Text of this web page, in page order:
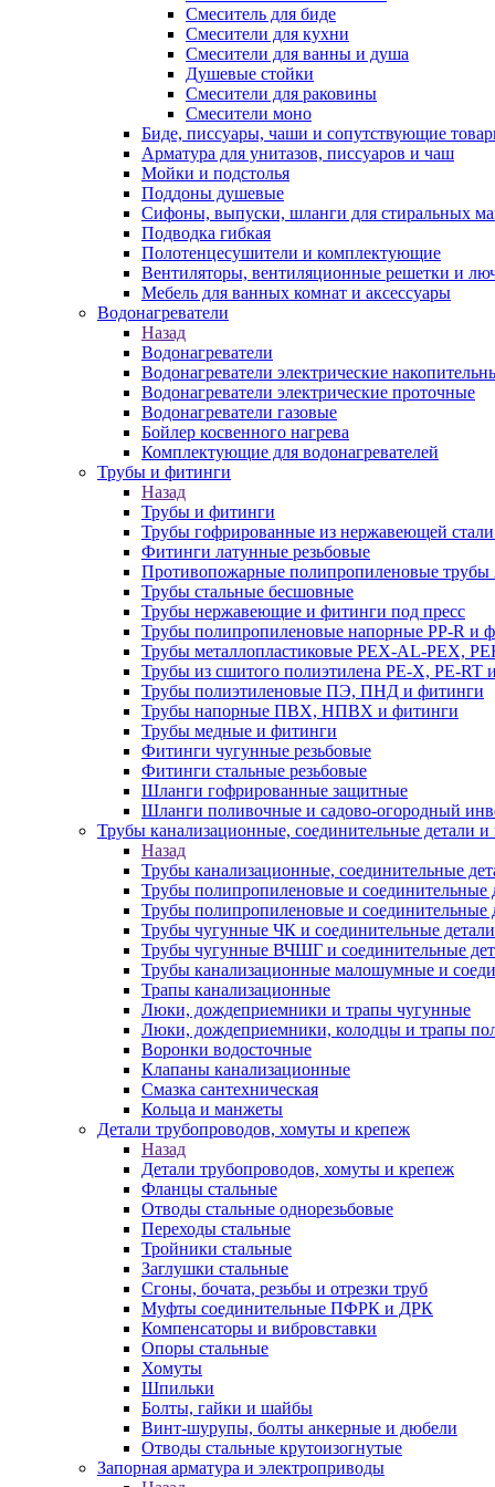
Смеситель для биде
Смесители для кухни
Смесители для ванны и душа
Душевые стойки
Смесители для раковины
Смесители моно
Биде, писсуары, чаши и сопутствующие
Арматура для унитазов, писсуаров и чаш
Мойки и подстолья
Поддоны душевые
Сифоны, выпуски, шланги для стиральных
Подводка гибкая
Полотенцесушители и комплектующие
Вентиляторы, вентиляционные решетки и
Мебель для ванных комнат и аксессуары
Водонагреватели
Назад
Водонагреватели
Водонагреватели электрические
Водонагреватели электрические проточные
Водонагреватели газовые
Бойлер косвенного нагрева
Комплектующие для водонагревателей
Трубы и фитинги
Назад
Трубы и фитинги
Трубы гофрированные из нержавеющей
Фитинги латунные резьбовые
Противопожарные полипропиленовые
Трубы стальные бесшовные
Трубы нержавеющие и фитинги под пресс
Трубы полипропиленовые напорные PP-R и
Трубы металлопластиковые PEX-AL-PEX,
Трубы из сшитого полиэтилена PE-X, PE-RT
Трубы полиэтиленовые ПЭ, ПНД и фитинги
Трубы напорные ПВХ, НПВХ и фитинги
Трубы медные и фитинги
Фитинги чугунные резьбовые
Фитинги стальные резьбовые
Шланги гофрированные защитные
Шланги поливочные и садово-огородный
Трубы канализационные, соединительные детали и
Назад
Трубы канализационные, соединительные
Трубы полипропиленовые и соединительные
Трубы полипропиленовые и соединительные
Трубы чугунные ЧК и соединительные детали
Трубы чугунные ВЧШГ и соединительные
Трубы канализационные малошумные и
Трапы канализационные
Люки, дождеприемники и трапы чугунные
Люки, дождеприемники, колодцы и трапы
Воронки водосточные
Клапаны канализационные
Смазка сантехническая
Кольца и манжеты
Детали трубопроводов, хомуты и крепеж
Назад
Детали трубопроводов, хомуты и крепеж
Фланцы стальные
Отводы стальные однорезьбовые
Переходы стальные
Тройники стальные
Заглушки стальные
Сгоны, бочата, резьбы и отрезки труб
Муфты соединительные ПФРК и ДРК
Компенсаторы и вибровставки
Опоры стальные
Хомуты
Шпильки
Болты, гайки и шайбы
Винт-шурупы, болты анкерные и дюбели
Отводы стальные крутоизогнутые
Запорная арматура и электроприводы